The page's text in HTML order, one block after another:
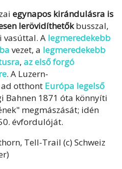
egynapos kirándulásra is
lerövidíthetőkbusszal,
vasúttal. A legmeredekebb
vezet, a legmeredekebb
, az első forgó
. A Luzern-
otthont Európa legelső
Bahnen 1871 óta könnyíti
megmászását; idén
évfordulóját.
Tell-Trail (c) Schweiz